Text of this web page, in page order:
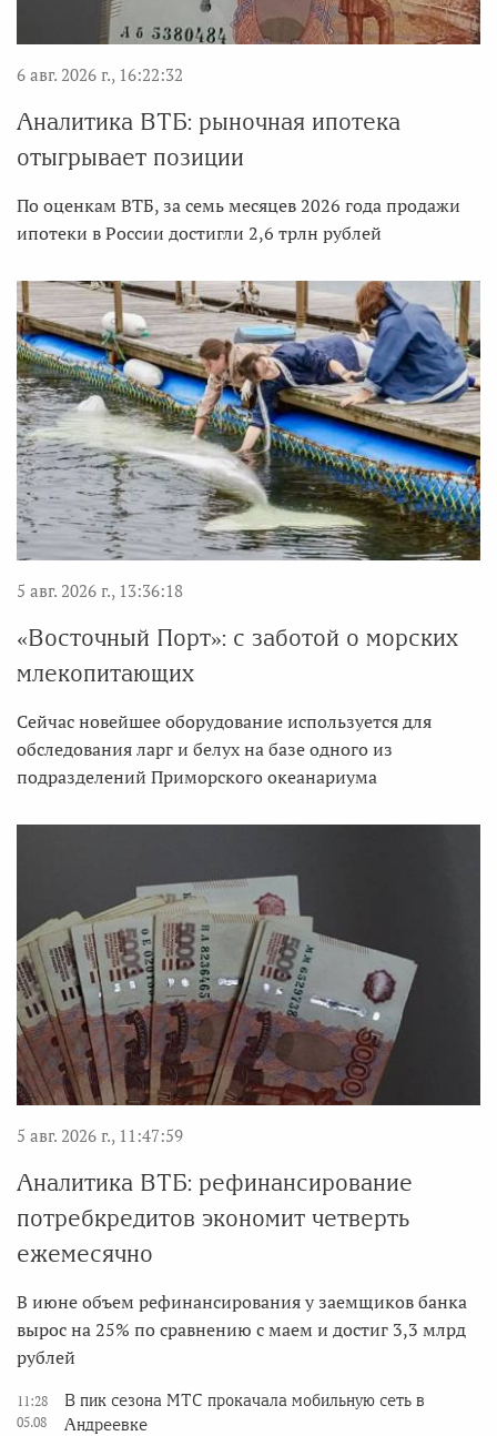
6 авг. 2026 г., 16:22:32
Аналитика ВТБ: рыночная ипотека
отыгрывает позиции
По оценкам ВТБ, за семь месяцев 2026 года продажи
ипотеки в России достигли 2,6 трлн рублей
5 авг. 2026 г., 13:36:18
«Восточный Порт»: с заботой о морских
млекопитающих
Сейчас новейшее оборудование используется для
обследования ларг и белух на базе одного из
подразделений Приморского океанариума
5 авг. 2026 г., 11:47:59
Аналитика ВТБ: рефинансирование
потребкредитов экономит четверть
ежемесячно
В июне объем рефинансирования у заемщиков банка
вырос на 25% по сравнению с маем и достиг 3,3 млрд
рублей
11:28
05.08
В пик сезона МТС прокачала мобильную сеть в
Андреевке